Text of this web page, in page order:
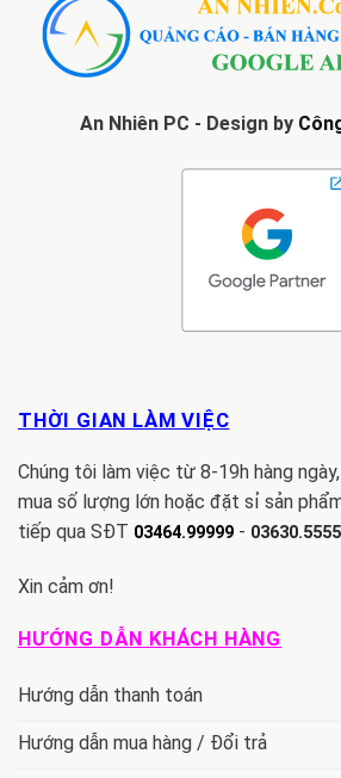
An Nhiên PC - Design by
THỜI GIAN LÀM VIỆC
Chúng tôi làm việc từ 8-19h hàng
mua số lượng lớn hoặc đặt sỉ sản
tiếp qua SĐT 03464.99999 -
Xin cảm ơn!
HƯỚNG DẪN KHÁCH HÀNG
Hướng dẫn thanh toán
Hướng dẫn mua hàng / Đổi trả